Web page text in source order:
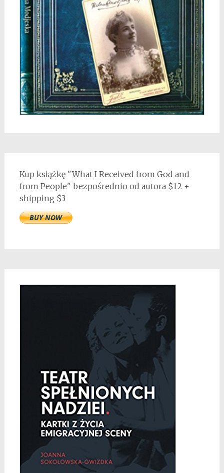
Kup książkę "What I Received from God and
from People" bezpośrednio od autora $12 +
shipping $3